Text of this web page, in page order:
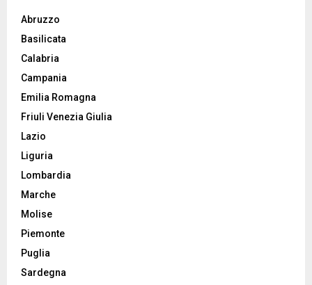
Abruzzo
Basilicata
Calabria
Campania
Emilia Romagna
Friuli Venezia Giulia
Lazio
Liguria
Lombardia
Marche
Molise
Piemonte
Puglia
Sardegna